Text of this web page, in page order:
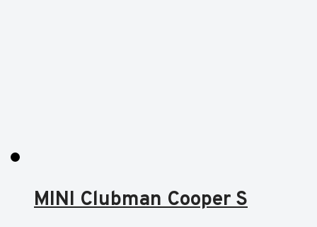
MINI Clubman Cooper S